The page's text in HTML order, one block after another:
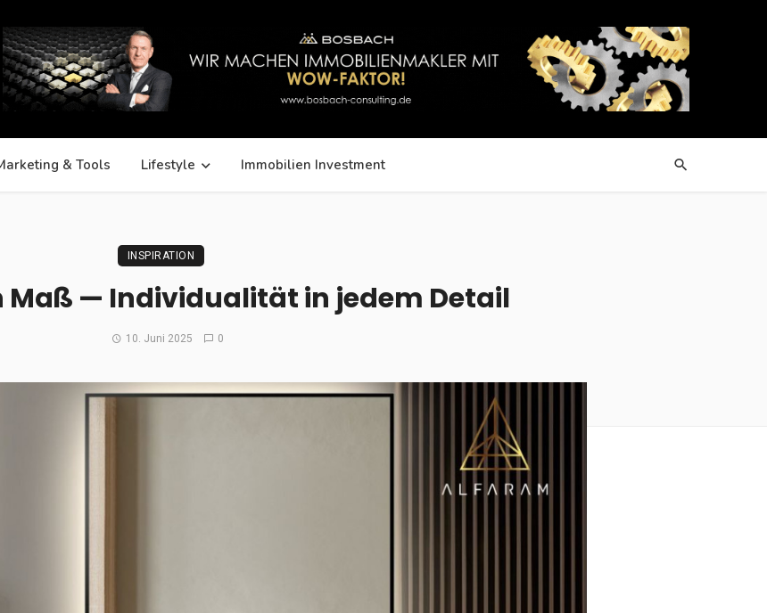
& Tools Lifestyle Immobilien Investment
INSPIRATION
Maß — Individualität in jedem Detail
10. Juni 2025 0